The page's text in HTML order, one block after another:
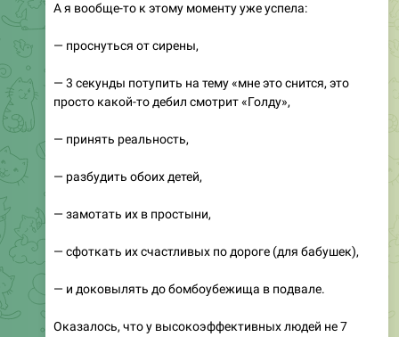
А я вообще-то к этому моменту уже успела:
— проснуться от сирены,
— 3 секунды потупить на тему «мне это снится, это
просто какой-то дебил смотрит «Голду»,
— принять реальность,
— разбудить обоих детей,
— замотать их в простыни,
— сфоткать их счастливых по дороге (для бабушек),
— и доковылять до бомбоубежища в подвале.
Оказалось, что у высокоэффективных людей не 7